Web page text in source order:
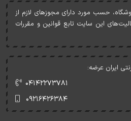
حسب مورد دارای مجوزهای لازم از
اين سايت تابع قوانين و مقررات
ایران عرضه:
۰۴۱۴۲۲۷۳۷۸۱
۰۹۲۱۶۴۲۶۳۸۴